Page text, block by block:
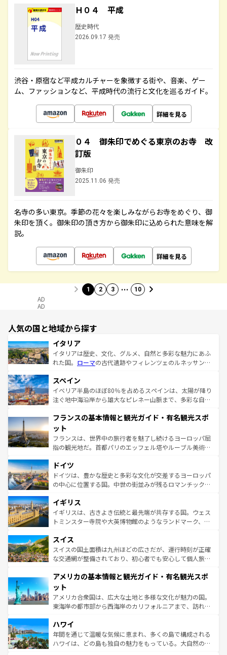
Ｈ０４ 平成
歴史時代
2026.09.17 発売
渋谷・原宿など平成カルチャーを象徴する街や、音楽、ゲー
ム、ファッションなど、平成時代の流行と文化を巡るガイド。
詳細を見る
０４ 御朱印でめぐる東京のお寺 改
訂版
御朱印
2025.11.06 発売
名寺の多い東京。季節の花々を楽しみながらお寺をめぐり、御
朱印を頂く。御朱印の頂き方から御朱印に込められた意味を解
説。
詳細を見る
1 2 3 … 10
AD
AD
人気の国と地域から探す
イタリア
イタリアは歴史、文化、グルメ、自然と多彩な魅力にあふ
れた国。 ローマの古代遺跡やフィレンツェのルネッサンス
ろん、トスカーナの美しい田園風景やアマルフィ海岸の絶
景など、自然景観も見逃せない。観光の合間には、本場の
ピザやパスタなど、絶品のイタリア料理を堪能することも
ませてくれるイタリアで、忘れられない旅をしてみよう！
なお、新着のイタリア情報は
しい。
スペイン
イベリア半島のほぼ80％を占めるスペインは、太陽が降り
注ぐ地中海沿岸から雄大なピレネー山脈まで、多彩な自然
文化が根付くこの国では、情熱的なフラメンコ、熱気あふ
れる闘牛、そして美味しいタパスが生活の一部となってい
る。首都マドリードの洗練された雰囲気や、バルセロナの
アートに溢れた街角から、地方では古代ローマ遺跡や中世
せる。地方によって風土や気候が異なるスペインはその個
性で訪れる人を魅了する。 なお、新着のスペイン情報は コ
ンテンツ一覧を参照してほしい。
フランスの基本情報と観光ガイド・有名観光スポ
ット
フランスは、世界中の旅行者を魅了し続けるヨーロッパ屈
指の観光地だ。首都パリのエッフェル塔やルーブル美術館
で、幅広い魅力が詰まっている。華麗な宮殿、歴史的な大
聖堂、美しいビーチ、そして豊かな自然が、訪れる者を心
から魅了する。また、フランスは美食の国としても知ら
いる。シャンパンの発祥地であるランス、プロヴァンスの
香り高いラベンダー畑など、多彩な楽しみ方が可能だ。さ
らに、パリ以外の地域にも魅力が溢れており、どの街角に
れる地方に足を運ぶとそれぞれで全く異なる文化を体験で
きるだろう。 なお、新着のフランス情報はコンテンツ一覧
を参照してほしい。
ドイツ
ドイツは、豊かな歴史と多彩な文化が交差するヨーロッパ
の中心に位置する国。中世の街並みが残るロマンチック街
顔を持つこの国は、どこを歩いても飽きることがない。ベ
ルリンの文化的活気、バイエルン州のアルプスの絶景、そ
してライン川沿いのワイン畑といった風景は必見。ビール
は、お酒好きな人にはぜひ体験してほしい。 なお、新着の
ドイツ情報はコンテンツ一覧を参照してほしい。
イギリス
イギリスは、古きよき伝統と最先端が共存する国。ウェス
トミンスター寺院や大英博物館のようなランドマーク、歴
リアごとに異なる魅力がある。また、優雅なアフタヌーン
ティー、ビール好きにはたまらない英国パブ、サッカー観
戦など、本場だからこそできる体験も豊富。イギリスを旅
ンツ一覧を参照してほしい。
スイス
スイスの国土面積は九州ほどの広さだが、運行時刻が正確
な交通網が整備されており、初心者でも安心して個人旅行
の建物がそのまま残る町や、スイスならではのユニークな
博物館もあり、アルプス観光だけでなく町歩きも満喫する
ことができる。国民の所得が高いため物価も高いが、旅行
者向けの交通パス提供のサービスもあり、うまく活用すれ
着のスイス情報は
アメリカの基本情報と観光ガイド・有名観光スポ
ット
アメリカ合衆国は、広大な土地と多様な文化が魅力の国。
東海岸の都市部から西海岸のカリフォルニアまで、訪れる
のような巨大都市は、観光、ショッピング、エンターテイ
ンメントが詰まった刺激的なスポットだ。一方、アメリカ
西部には大自然が広がり、グランドキャニオンやイエロー
ハワイ
年間を通じて温暖な気候に恵まれ、多くの島で構成される
ハワイは、どの島も独自の魅力をもっている。大自然の神